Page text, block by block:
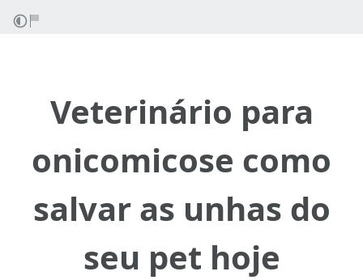
Veterinário para
onicomicose como
salvar as unhas do
seu pet hoje